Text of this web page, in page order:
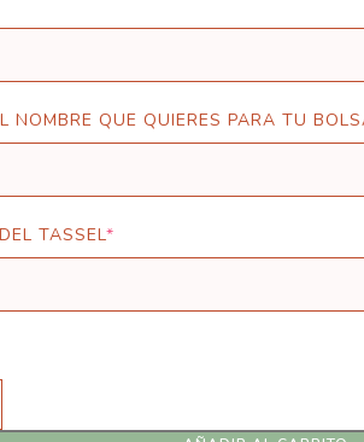
NOMBRE QUE QUIERES PARA TU
TASSEL*